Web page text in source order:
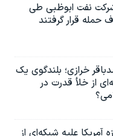
نفت ابوظبی طی
قرار گرفتند
خرازی؛ بلندگوی یک
از خلأ قدرت در
آمریکا علیه شبکه‌ای از